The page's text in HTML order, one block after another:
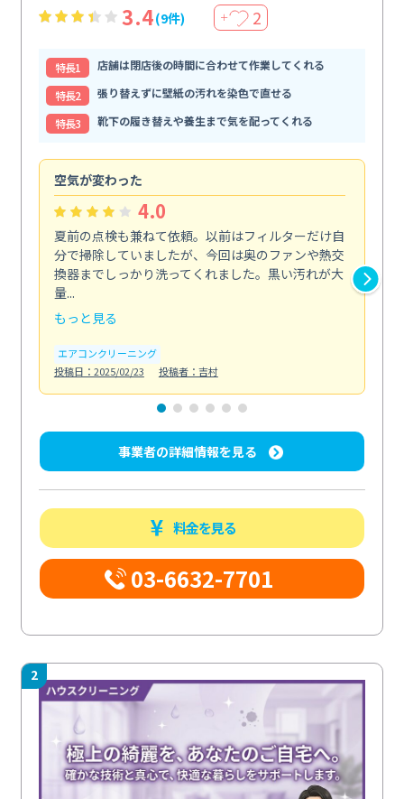
3.4(9件) ＋ 2
特⻑1
店舗は閉店後の時間に合わせて作業してくれる
特⻑2
張り替えずに壁紙の汚れを染色で直せる
特⻑3
靴下の履き替えや養生まで気を配ってくれる
空気が変わった
4.0
夏前の点検も兼ねて依頼。以前はフィルターだけ自
分で掃除していましたが、今回は奥のファンや熱交
換器までしっかり洗ってくれました。黒い汚れが大
量...
もっと見る
エアコンクリーニング
投稿日：2025/02/23
投稿者：吉村
事業者の詳細情報を見る
料金を見る
03-6632-7701
2